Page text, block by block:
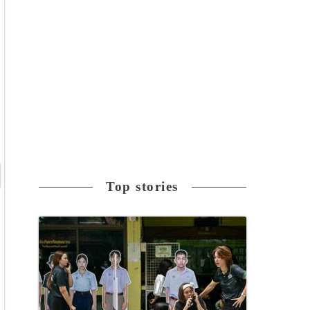
Top stories